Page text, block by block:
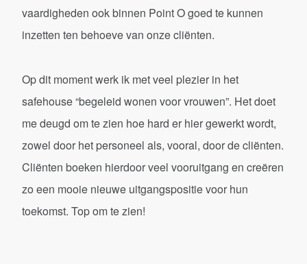
vaardigheden ook binnen Point O goed te kunnen
inzetten ten behoeve van onze cliënten.
Op dit moment werk ik met veel plezier in het
safehouse “begeleid wonen voor vrouwen”. Het doet
me deugd om te zien hoe hard er hier gewerkt wordt,
zowel door het personeel als, vooral, door de cliënten.
Cliënten boeken hierdoor veel vooruitgang en creëren
zo een mooie nieuwe uitgangspositie voor hun
toekomst. Top om te zien!